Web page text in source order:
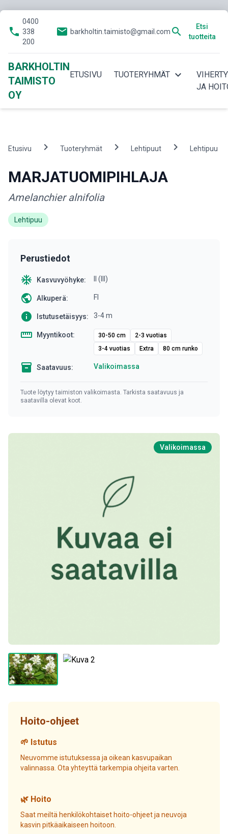
phone
0400
338
200
email barkholtin.taimisto@gmail.com search
Etsi
tuotteita
BARKHOLTIN
TAIMISTO
OY
ETUSIVU TUOTERYHMÄT expand_more
JA
Etusivu chevron_right Tuoteryhmät chevron_right Lehtipuut chevron_right Lehtipuu
MARJATUOMIPIHLAJA
Amelanchier alnifolia
Lehtipuu
Perustiedot
ac_unit Kasvuvyöhyke: II (III)
public Alkuperä: FI
info Istutusetäisyys: 3-4 m
straighten Myyntikoot: 30-50 cm
2-3 vuotias
3-4 vuotias
Extra 80 cm runko
inventory Saatavuus: Valikoimassa
Tuote löytyy taimiston valikoimasta. Tarkista saatavuus ja
saatavilla olevat koot.
Valikoimassa
Hoito-ohjeet
🌱 Istutus
Neuvomme istutuksessa ja oikean kasvupaikan
valinnassa. Ota yhteyttä tarkempia ohjeita varten.
🌿 Hoito
Saat meiltä henkilökohtaiset hoito-ohjeet ja neuvoja
kasvin pitkäaikaiseen hoitoon.